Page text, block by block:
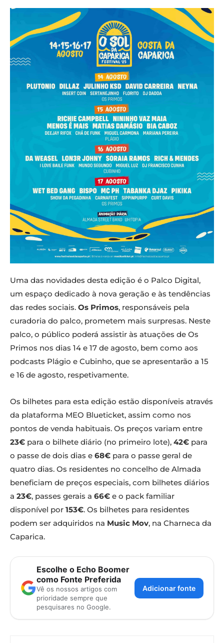
Uma das novidades desta edição é o Palco Digital,
um espaço dedicado à nova geração e às tendências
das redes sociais. Os Primos, responsáveis pela
curadoria do palco, prometem mais surpresas. Neste
palco, o público poderá assistir às atuações de Os
Primos nos dias 14 e 17 de agosto, bem como aos
podcasts Plágio e Cubinho, que se apresentarão a 15
e 16 de agosto, respetivamente.
Os bilhetes para esta edição estão disponíveis através
da plataforma MEO Blueticket, assim como nos
pontos de venda habituais. Os preços variam entre
23€ para o bilhete diário (no primeiro lote), 42€ para
o passe de dois dias e 68€ para o passe geral de
quatro dias. Os residentes no concelho de Almada
beneficiam de preços especiais, com bilhetes diários
a 23€, passes gerais a 66€ e o pack familiar
disponível por 153€. Os bilhetes para residentes
podem ser adquiridos na Music Mov, na Charneca da
Caparica.
Escolhe o Echo Boomer
como Fonte Preferida
Vê os nossos artigos com
prioridade sempre que
pesquisares no Google.
Adicionar fonte